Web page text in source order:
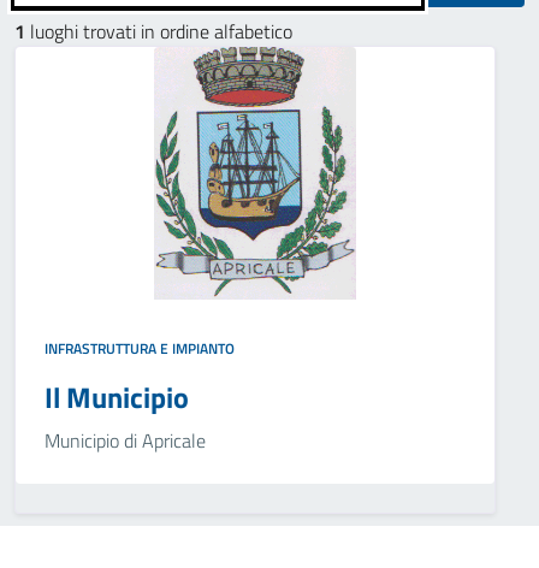
1 luoghi trovati in ordine alfabetico
INFRASTRUTTURA E IMPIANTO
Il Municipio
Municipio di Apricale